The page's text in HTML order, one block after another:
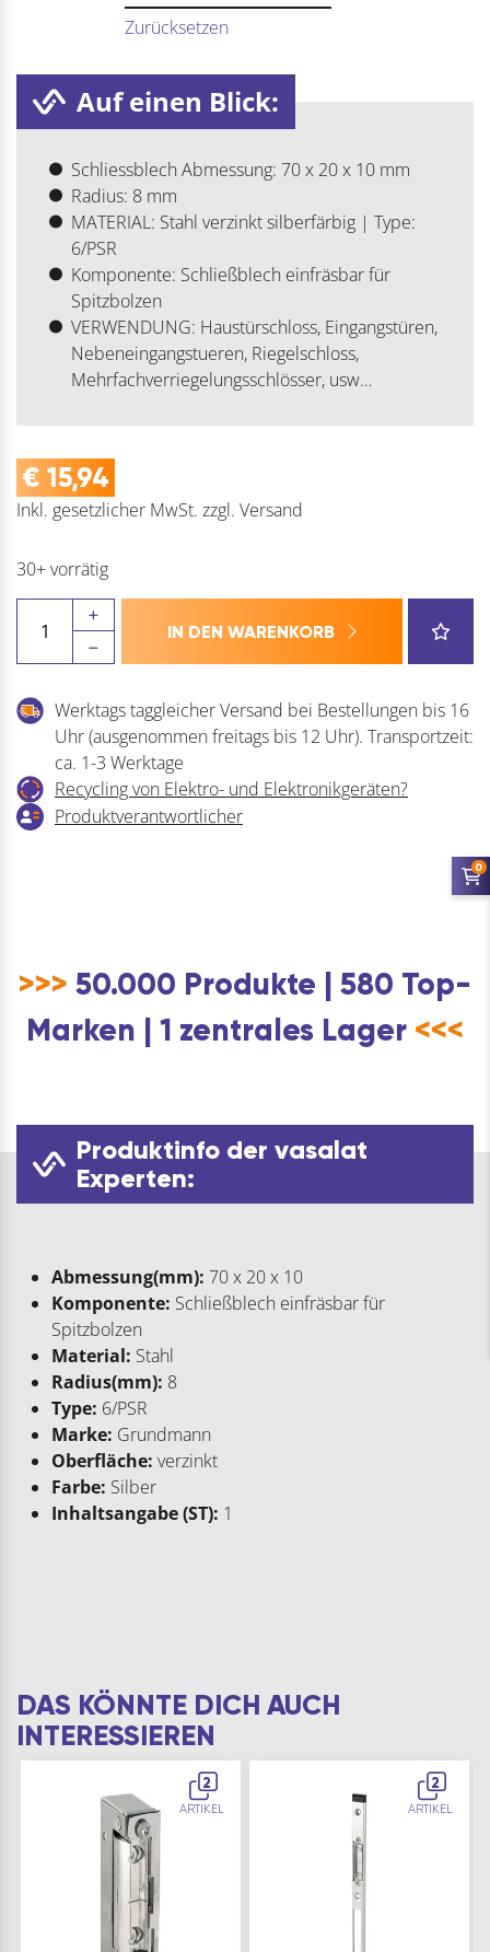
Zurücksetzen
Auf einen Blick:
Schliessblech Abmessung: 70 x 20 x 10 mm
Radius: 8 mm
MATERIAL: Stahl verzinkt silberfärbig | Type:
6/PSR
Komponente: Schließblech einfräsbar für
Spitzbolzen
VERWENDUNG: Haustürschloss, Eingangstüren,
Nebeneingangstueren, Riegelschloss,
Mehrfachverriegelungsschlösser, usw…
€ 15,94
Inkl. gesetzlicher MwSt. zzgl. Versand
30+ vorrätig
GRUNDMANN
Zubehör
zu
903/905S
Menge
IN DEN WARENKORB
Werktags taggleicher Versand bei Bestellungen bis 16
Uhr (ausgenommen freitags bis 12 Uhr). Transportzeit:
ca. 1-3 Werktage
Recycling von Elektro- und Elektronikgeräten?
Produktverantwortlicher
>>> 50.000 Produkte | 580 Top-
Marken | 1 zentrales Lager <<<
Produktinfo der vasalat
Experten:
Abmessung(mm): 70 x 20 x 10
Komponente: Schließblech einfräsbar für
Spitzbolzen
Material: Stahl
Radius(mm): 8
Type: 6/PSR
Marke: Grundmann
Oberfläche: verzinkt
Farbe: Silber
Inhaltsangabe (ST): 1
DAS KÖNNTE DICH AUCH
INTERESSIEREN
2
ARTIKEL
2
ARTIKEL
0